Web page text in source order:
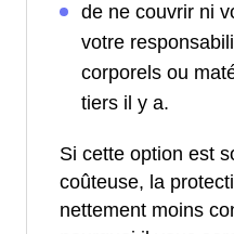
de ne couvrir ni
votre
corporels ou
tiers il y a.
Si cette option est
coûteuse, la
nettement moins